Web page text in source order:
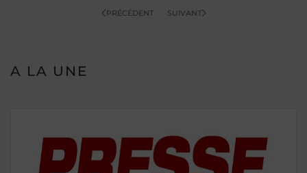
PRÉCÉDENT SUIVANT
A LA UNE